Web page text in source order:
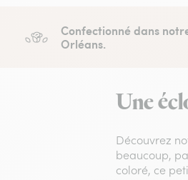
Confectionné dans
Orléans.
Une
Découvrez
beaucoup,
coloré, ce